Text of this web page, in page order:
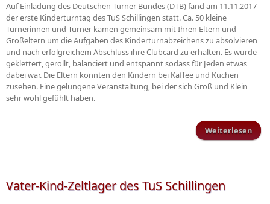
Auf Einladung des Deutschen Turner Bundes (DTB) fand am 11.11.2017
der erste Kinderturntag des TuS Schillingen statt. Ca. 50 kleine
Turnerinnen und Turner kamen gemeinsam mit Ihren Eltern und
Großeltern um die Aufgaben des Kinderturnabzeichens zu absolvieren
und nach erfolgreichem Abschluss ihre Clubcard zu erhalten. Es wurde
geklettert, gerollt, balanciert und entspannt sodass für Jeden etwas
dabei war. Die Eltern konnten den Kindern bei Kaffee und Kuchen
zusehen. Eine gelungene Veranstaltung, bei der sich Groß und Klein
sehr wohl gefühlt haben.
Weiterlesen
Vater-Kind-Zeltlager des TuS Schillingen